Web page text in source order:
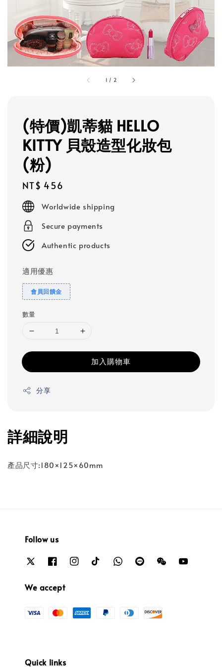
1 / 2
(特價)凱蒂貓 HELLO
KITTY 貝殼造型化妝包
(粉)
Regular
price
NT$ 456
Worldwide shipping
Secure payments
Authentic products
適用優惠
會員回饋金
數量
加入購物車
分享
詳細說明
產品尺寸:180×125×60mm
Follow us
We accept
Quick links